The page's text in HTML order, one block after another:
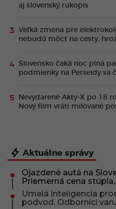
aj slovenský rukopis
Veľká zmena pre
nebudú môcť na cesty,
Slovensko čaká noc plná
podmienky na Perseidy sa
Nevydarené Akty-X po 18
Nový film vráti milované
Aktuálne správy
Ojazdené autá na
Priemerná cena
Umelá inteligencia
podvod. Odborníci